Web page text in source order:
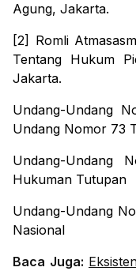
Agung, Jakarta.
[2] Romli
Tentang Hukum
Jakarta.
Undang-Undang
Undang Nomor 73
Undang-Undang
Hukuman Tutupan
Undang-Undang
Nasional
Baca Juga: